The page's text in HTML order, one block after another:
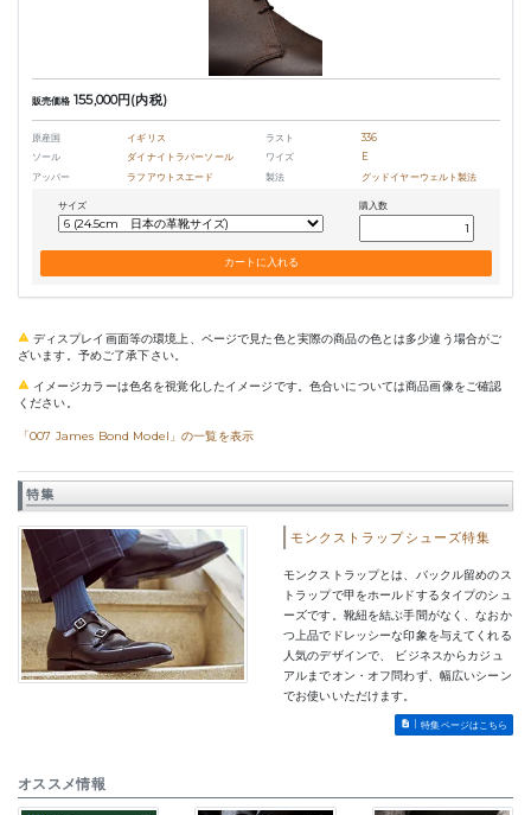
販売価格 155,000円(内税)
原産国 イギリス ラスト
336
ソール
ダイナイトラバーソール ワイズ
E
アッパー
ラフアウトスエード 製法 グッドイヤーウェルト製法
サイズ 購入数
ディスプレイ画面等の環境上、ページで見た色と実際の商品の色とは多少違う場合がご
ざいます。予めご了承下さい。
イメージカラーは色名を視覚化したイメージです。色合いについては商品画像をご確認
ください。
「007 James Bond Model」の一覧を表示
特集
モンクストラップシューズ特集
モンクストラップとは、バックル留めのス
トラップで甲をホールドするタイプのシュ
ーズです。靴紐を結ぶ手間がなく、なおか
つ上品でドレッシーな印象を与えてくれる
人気のデザインで、 ビジネスからカジュ
アルまでオン・オフ問わず、幅広いシーン
でお使いいただけます。
特集ページはこちら
オススメ情報